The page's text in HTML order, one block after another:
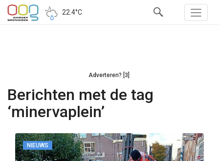
22.4°C
Adverteren? [3]
Berichten met de tag
‘minervaplein’
NIEUWS